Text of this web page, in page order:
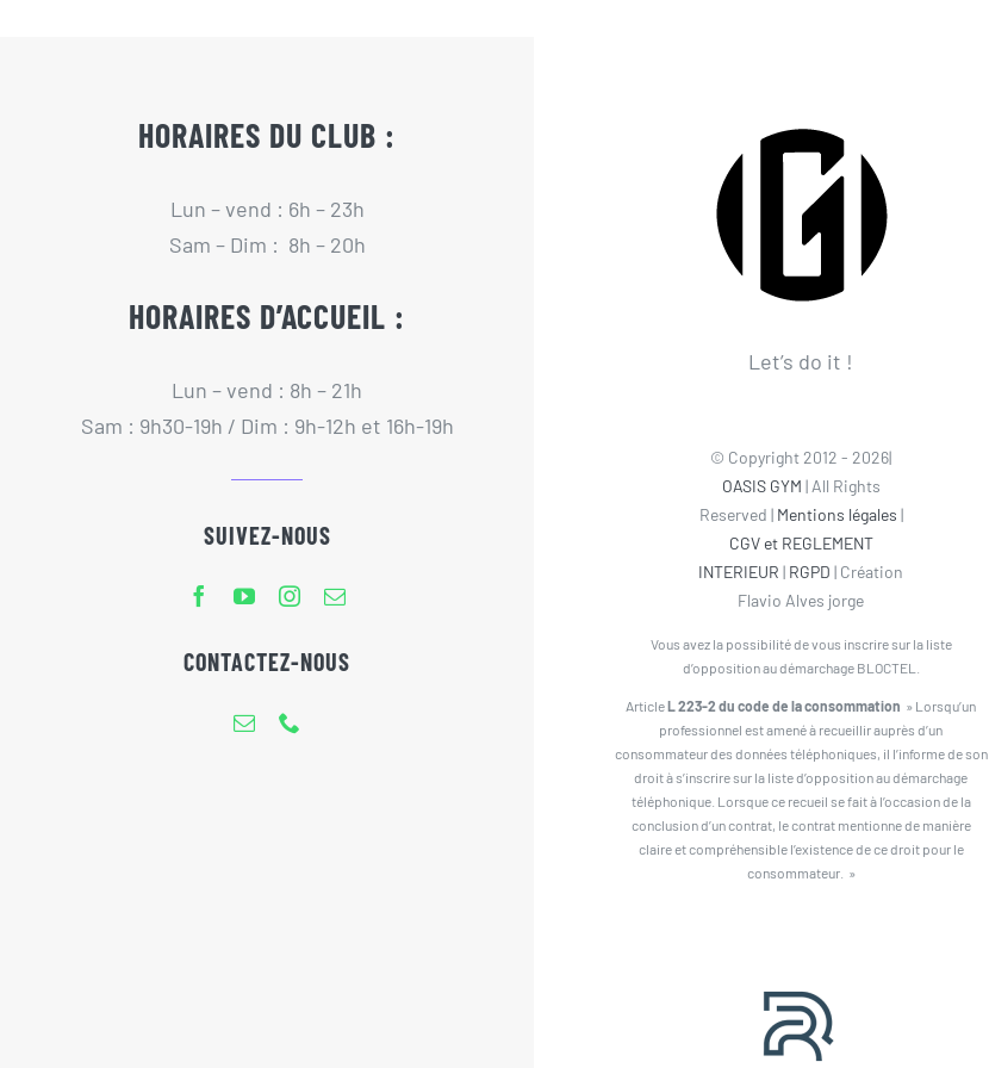
HORAIRES DU CLUB :
Lun – vend : 6h – 23h
Sam – Dim : 8h – 20h
HORAIRES D’ACCUEIL :
Lun – vend : 8h – 21h
Sam : 9h30-19h / Dim : 9h-12h et 16h-19h
SUIVEZ-NOUS
CONTACTEZ-NOUS
Let’s do it !
© Copyright 2012 - 2026|
OASIS GYM | All Rights
Reserved | Mentions légales |
CGV et REGLEMENT
INTERIEUR | RGPD | Création
Flavio Alves jorge
Vous avez la possibilité de vous inscrire sur la liste
d’opposition au démarchage BLOCTEL.
ArticleL 223-2 du code de la consommation » Lorsqu’un
professionnel est amené à recueillir auprès d’un
consommateur des données téléphoniques, il l’informe de son
droit à s’inscrire sur la liste d’opposition au démarchage
téléphonique. Lorsque ce recueil se fait à l’occasion de la
conclusion d’un contrat, le contrat mentionne de manière
claire et compréhensible l’existence de ce droit pour le
consommateur. »